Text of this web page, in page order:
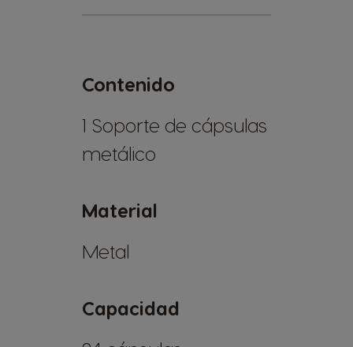
Contenido
1 Soporte de cápsulas
metálico
Material
Metal
Capacidad